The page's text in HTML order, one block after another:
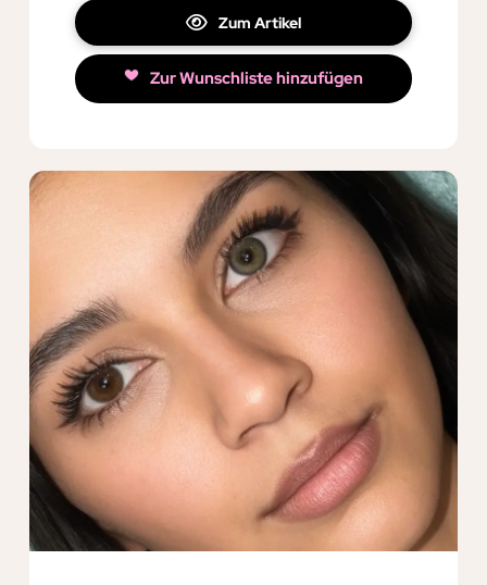
Zum Artikel
Zur Wunschliste hinzufügen